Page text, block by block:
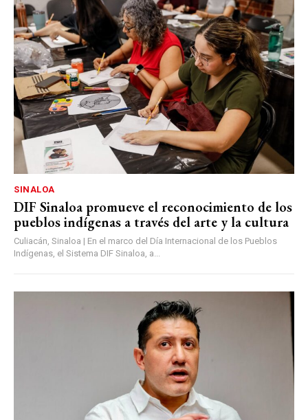
SINALOA
DIF Sinaloa promueve el reconocimiento de los
pueblos indígenas a través del arte y la cultura
Culiacán, Sinaloa | En el marco del Día Internacional de los Pueblos
Indígenas, el Sistema DIF Sinaloa, a...